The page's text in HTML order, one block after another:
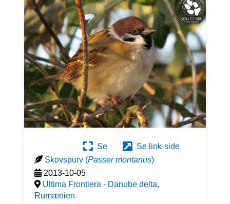
Se
Se link-side
Skovspurv (Passer montanus)
2013-10-05
Ultima Frontiera - Danube delta,
Rumænien